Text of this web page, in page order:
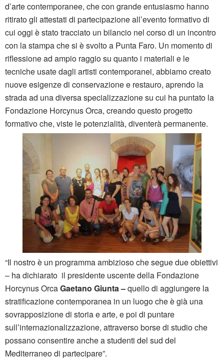
d’arte contemporanee, che con grande entusiasmo hanno
ritirato gli attestati di partecipazione all’evento formativo di
cui oggi è stato tracciato un bilancio nel corso di un incontro
con la stampa che si è svolto a Punta Faro. Un momento di
riflessione ad ampio raggio su quanto i materiali e le
tecniche usate dagli artisti contemporanei, abbiamo creato
nuove esigenze di conservazione e restauro, aprendo la
strada ad una diversa specializzazione su cui ha puntato la
Fondazione Horcynus Orca, creando questo progetto
formativo che, viste le potenzialità, diventerà permanente.
“Il nostro è un programma ambizioso che segue due obiettivi
– ha dichiarato il presidente uscente della Fondazione
Horcynus OrcaGaetano Giunta –quello di aggiungere la
stratificazione contemporanea in un luogo che è già una
sovrapposizione di storia e arte, e poi di puntare
sull’internazionalizzazione, attraverso borse di studio che
possano consentire anche a studenti del sud del
Mediterraneo di partecipare”.